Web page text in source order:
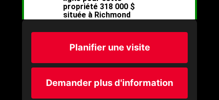
Planifier une visite
Demander plus d'information